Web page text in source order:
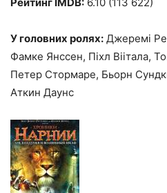
Рейтинг IMDB: 6.10 (113 622)
У головних ролях: Джеремі
Фамке Янссен, Піхл Віітала,
Петер Стормаре, Бьорн
Аткин Даунс